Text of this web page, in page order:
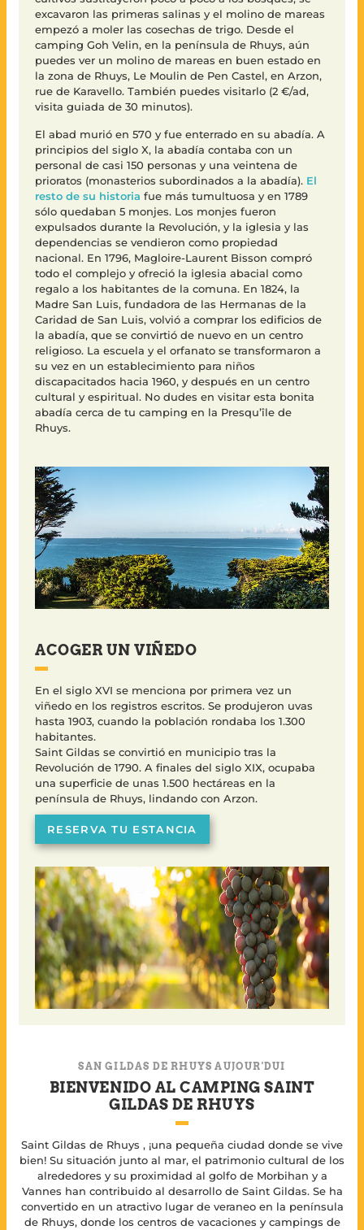
excavaron las primeras salinas y el molino de mareas
empezó a moler las cosechas de trigo. Desde el
camping Goh Velin, en la península de Rhuys, aún
puedes ver un molino de mareas en buen estado en
la zona de Rhuys, Le Moulin de Pen Castel, en Arzon,
rue de Karavello. También puedes visitarlo (2 €/ad,
visita guiada de 30 minutos).
El abad murió en 570 y fue enterrado en su abadía. A
principios del siglo X, la abadía contaba con un
personal de casi 150 personas y una veintena de
prioratos (monasterios subordinados a la abadía). El
resto de su historia fue más tumultuosa y en 1789
sólo quedaban 5 monjes. Los monjes fueron
expulsados durante la Revolución, y la iglesia y las
dependencias se vendieron como propiedad
nacional. En 1796, Magloire-Laurent Bisson compró
todo el complejo y ofreció la iglesia abacial como
regalo a los habitantes de la comuna. En 1824, la
Madre San Luis, fundadora de las Hermanas de la
Caridad de San Luis, volvió a comprar los edificios de
la abadía, que se convirtió de nuevo en un centro
religioso. La escuela y el orfanato se transformaron a
su vez en un establecimiento para niños
discapacitados hacia 1960, y después en un centro
cultural y espiritual. No dudes en visitar esta bonita
abadía cerca de tu camping en la Presqu’île de
Rhuys.
ACOGER UN VIÑEDO
En el siglo XVI se menciona por primera vez un
viñedo en los registros escritos. Se produjeron uvas
hasta 1903, cuando la población rondaba los 1.300
habitantes.
Saint Gildas se convirtió en municipio tras la
Revolución de 1790. A finales del siglo XIX, ocupaba
una superficie de unas 1.500 hectáreas en la
península de Rhuys, lindando con Arzon.
RESERVA TU ESTANCIA
SAN GILDAS DE RHUYS AUJOUR'DUI
BIENVENIDO AL CAMPING SAINT
GILDAS DE RHUYS
Saint Gildas de Rhuys , ¡una pequeña ciudad donde se vive
bien! Su situación junto al mar, el patrimonio cultural de los
alrededores y su proximidad al golfo de Morbihan y a
Vannes han contribuido al desarrollo de Saint Gildas. Se ha
convertido en un atractivo lugar de veraneo en la península
de Rhuys, donde los centros de vacaciones y campings de